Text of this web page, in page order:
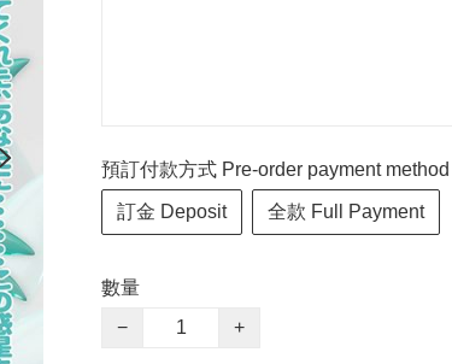
預訂付款方式 Pre-order payment method
訂金 Deposit 全款 Full Payment
數量
−
+